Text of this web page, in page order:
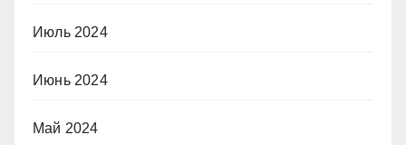
Июль 2024
Июнь 2024
Май 2024